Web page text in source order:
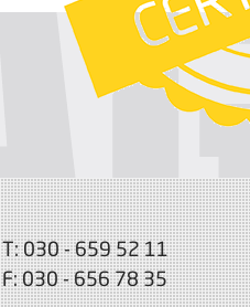
T: 030 - 659 52 11
F: 030 - 656 78 35